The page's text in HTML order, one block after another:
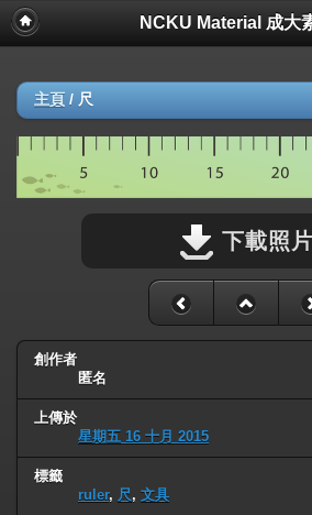
NCKU Material 成大
主頁 / 尺
下載照片
創作者
匿名
上傳於
星期五 16 十月 2015
標籤
ruler, 尺 , 文具